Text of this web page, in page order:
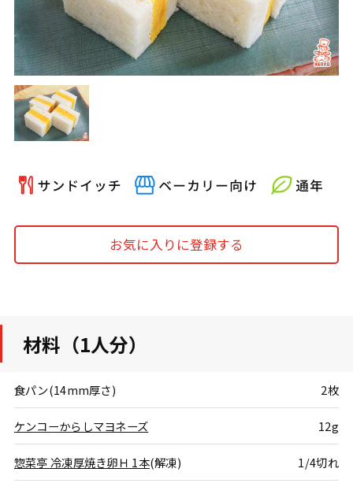
お気に入りに登録する
材料（1人分）
食パン(14mm厚さ) 2枚
ケンコーからしマヨネーズ 12g
惣菜亭 冷凍厚焼き卵Ｈ 1本(解凍) 1/4切れ